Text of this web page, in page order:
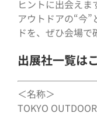
ヒントに出会えま
アウトドアの“今
ドを、ぜひ会場で
出展社一覧は
＜名称＞
TOKYO